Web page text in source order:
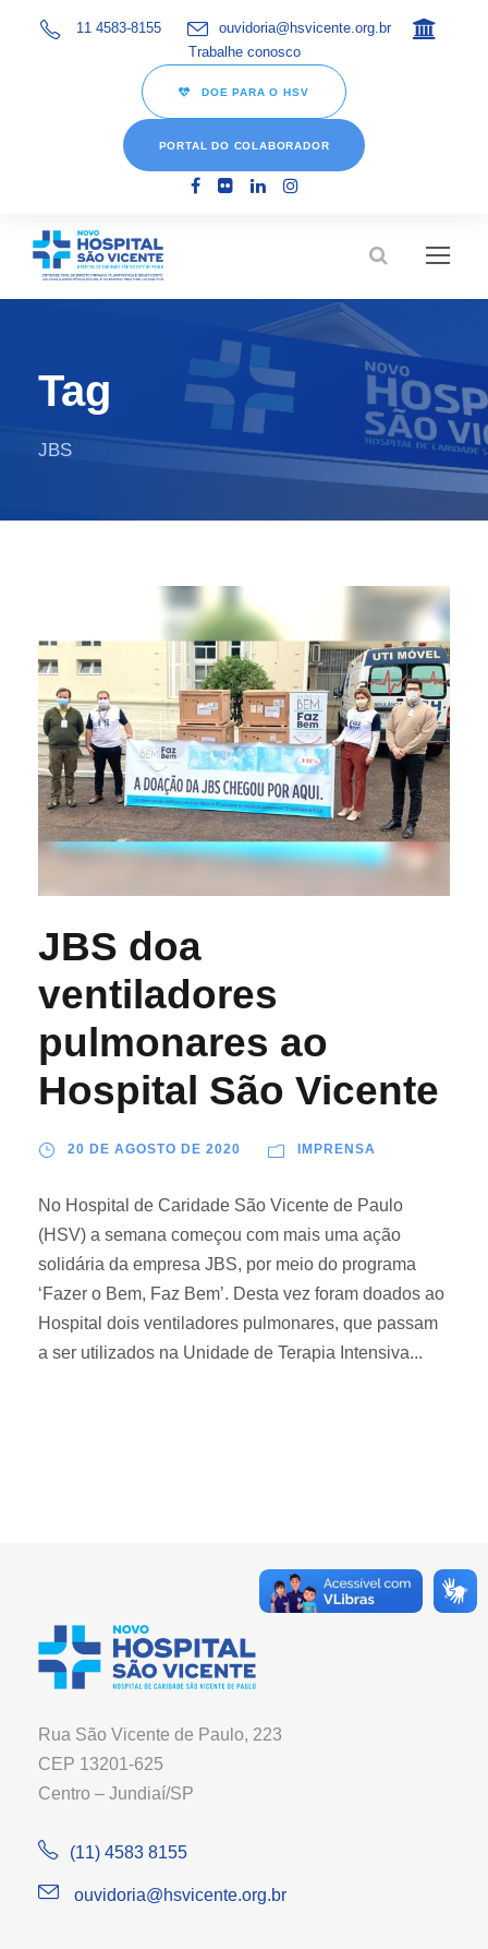
11 4583-8155
ouvidoria@hsvicente.org.br
Trabalhe conosco
DOE PARA O HSV
PORTAL DO COLABORADOR
Tag
JBS
JBS doa
ventiladores
pulmonares ao
Hospital São Vicente
20 DE AGOSTO DE 2020 IMPRENSA
No Hospital de Caridade São Vicente de Paulo
(HSV) a semana começou com mais uma ação
solidária da empresa JBS, por meio do programa
‘Fazer o Bem, Faz Bem’. Desta vez foram doados ao
Hospital dois ventiladores pulmonares, que passam
a ser utilizados na Unidade de Terapia Intensiva...
Rua São Vicente de Paulo, 223
CEP 13201-625
Centro – Jundiaí/SP
(11) 4583 8155
ouvidoria@hsvicente.org.br